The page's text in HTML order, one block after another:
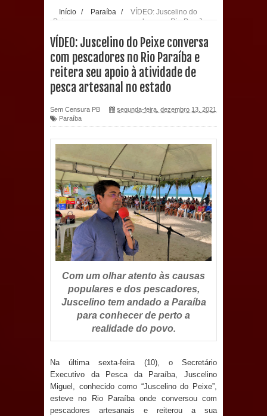
para preservar tamarindeiro e
revitalizar Memorial Augusto dos
O verdadeiro oxigênio do Estado
Democrático de Direito – Bacharela
aborda de maneira inédita no mundo
jurídico brasileiro, temas polêmicos;
Confira!
Prefeitura de Sapé promove
campanha Julho Neon com ações de
conscientização sobre saúde bucal
Caldas Brandão: gestão municipal
e aquece economia para Festa de
Santana
Início / Paraíba /
VÍDEO: Juscelino do
Peixe conversa com pescadores no Rio Paraíba
artesanal no estado
VÍDEO: Juscelino do Peixe conversa
com pescadores no Rio Paraíba e
reitera seu apoio à atividade de
pesca artesanal no estado
Sem Censura PB
segunda-feira, dezembro 13, 2021
Paraíba
Com um olhar atento às causas
populares e dos pescadores,
Juscelino tem andado a Paraíba
para conhecer de perto a
realidade do povo.
Na última sexta-feira (10), o Secretário
Executivo da Pesca da Paraíba, Juscelino
Miguel, conhecido como “Juscelino do Peixe”,
esteve no Rio Paraíba onde conversou com
pescadores artesanais e reiterou a sua